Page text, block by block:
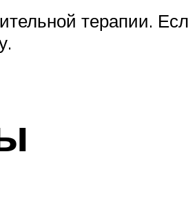
терапии.